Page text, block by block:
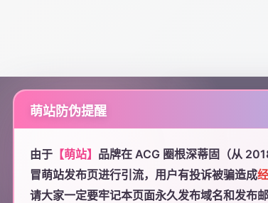
由于 【萌站】 品牌在 ACG 圈根深蒂固（从
冒萌站发布页进行引流，用户有投诉被骗造成
请大家一定要牢记本页面永久发布域名和发布
祝